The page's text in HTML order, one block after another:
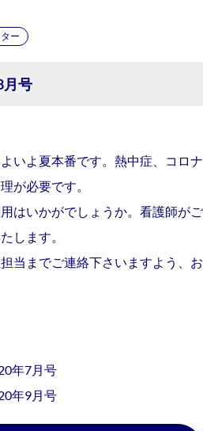
ー
月号
いよ夏本番です。熱中症、コロナ
が必要です。
はいかがでしょうか。看護師がご
します。
当までご連絡下さいますよう、お
年7月号
年9月号